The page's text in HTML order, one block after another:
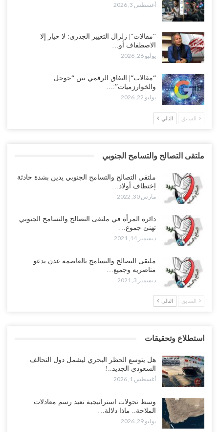
أغسطس 3, 2026
“مقالات“| زلزال التغيير الجذري: لا خيار إلا
الاصطفاف أو…
يوليو 26, 2026
“مقالات“| النفاق الرقمي بين “جوجل
والخوارزميات”:…
يوليو 22, 2026
السابق التالي
ملتقى التصالح والتسامح الجنوبي
ملتقى التصالح والتسامح الجنوبي يدين بشدة حادثة
إختطاف أولاد…
مارس 30, 2022
دائرة المرأة في ملتقى التصالح والتسامح الجنوبي
تهنئ جموع…
ديسمبر 14, 2021
ملتقى التصالح والتسامح بالعاصمة عدن يدعو
مناصريه وجميع…
ديسمبر 3, 2021
السابق التالي
استطلاع وتحقيقات
هل يتوسع الحظر البحري ليشمل دول التحالف
السعودي الجديد..!
أغسطس 1, 2026
وسط تحولات استراتيجية تعيد رسم معادلات
الملاحة.. ماذا دلالة…
يوليو 29, 2026